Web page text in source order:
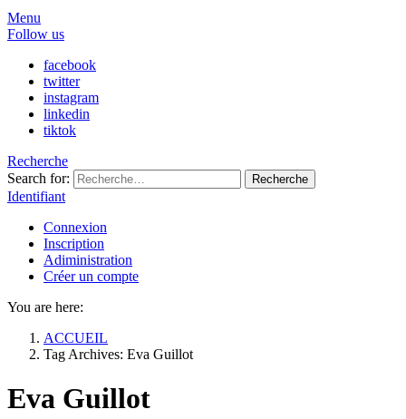
Menu
Follow us
facebook
twitter
instagram
linkedin
tiktok
Recherche
Search for:
Recherche
Identifiant
Connexion
Inscription
Adiministration
Créer un compte
You are here:
ACCUEIL
Tag Archives: Eva Guillot
Eva Guillot